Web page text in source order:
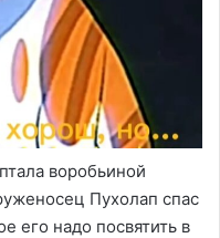
воробьиной
Пухолап спас
его надо посвятить в